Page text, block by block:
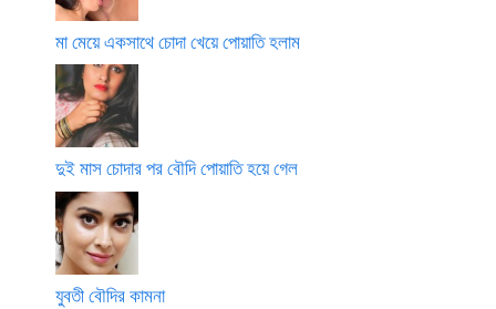
মা মেয়ে একসাথে চোদা খেয়ে পোয়াতি হলাম
দুই মাস চোদার পর বৌদি পোয়াতি হয়ে গেল
যুবতী বৌদির কামনা